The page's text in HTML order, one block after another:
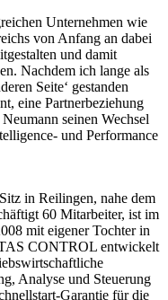
Unternehmen wie
von Anfang an dabei
und damit
Nachdem ich lange als
Seite‘ gestanden
eine Partnerbeziehung
seinen Wechsel
und Performance
in Reilingen, nahe dem
60 Mitarbeiter, ist im
mit eigener Tochter in
CONTROL entwickelt
Analyse und Steuerung
Garantie für die